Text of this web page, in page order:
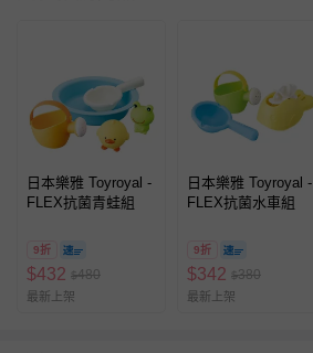
日本樂雅 Toyroyal -
FLEX抗菌青蛙組
9折
$432 $480
最新上架
日本樂雅 Toyroyal -
FLEX抗菌水車組
9折
$342 $380
最新上架